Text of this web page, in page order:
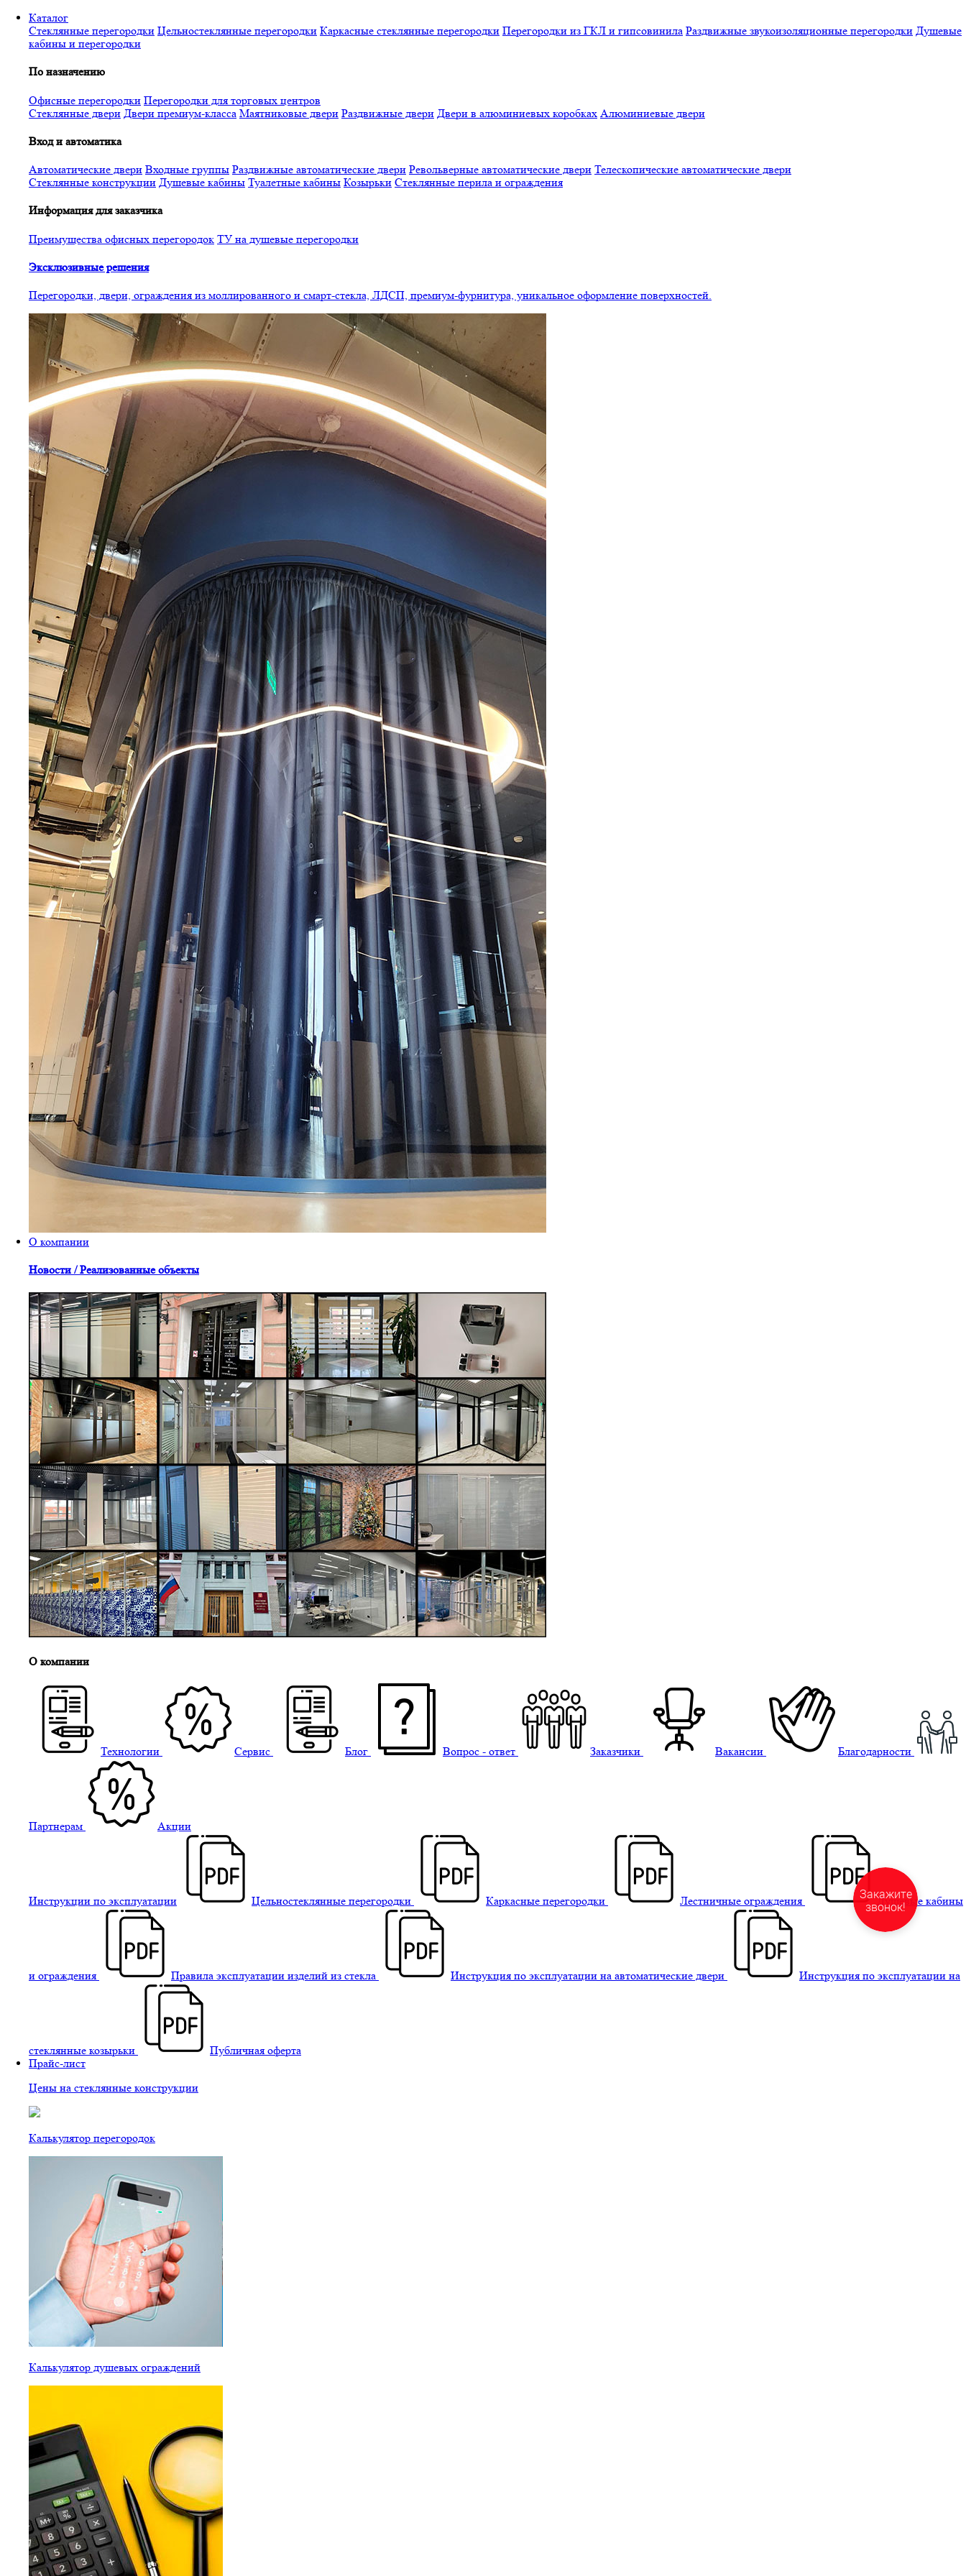
Перейти
основному
Каталог
Стеклянные перегородки Цельностеклянные перегородки Каркасные стеклянные перегородки Перегородки из ГКЛ и гипсовинила Раздвижные звукоизоляционные перегородки Душевые
кабины и перегородки
По назначению
Офисные перегородки Перегородки для торговых центров
Стеклянные двери Двери премиум-класса Маятниковые двери Раздвижные двери Двери в алюминиевых коробках Алюминиевые двери
Вход и автоматика
Автоматические двери Входные группы Раздвижные автоматические двери Револьверные автоматические двери Телескопические автоматические двери
Стеклянные конструкции Душевые кабины Туалетные кабины Козырьки Стеклянные перила и ограждения
Информация для заказчика
Преимущества офисных перегородок ТУ на душевые перегородки
Эксклюзивные решения
Перегородки, двери, ограждения из моллированного и смарт-стекла, ЛДСП, премиум-фурнитура, уникальное оформление поверхностей.
О компании
Новости / Реализованные объекты
О компании
Технологии Сервис Блог Вопрос - ответ Заказчики Вакансии Благодарности
Партнерам Акции
Инструкции по эксплуатации Цельностеклянные перегородки Каркасные перегородки Лестничные ограждения Душевые кабины
и ограждения Правила эксплуатации изделий из стекла Инструкция по эксплуатации на автоматические двери Инструкция по эксплуатации на
стеклянные козырьки
Публичная оферта
Прайс-лист
Цены на стеклянные конструкции
Калькулятор перегородок
Калькулятор душевых ограждений